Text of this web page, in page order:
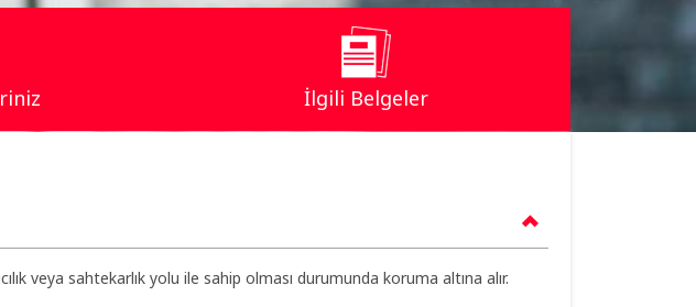
İlgili Belgeler
veya sahtekarlık yolu ile sahip olması durumunda koruma altına alır.